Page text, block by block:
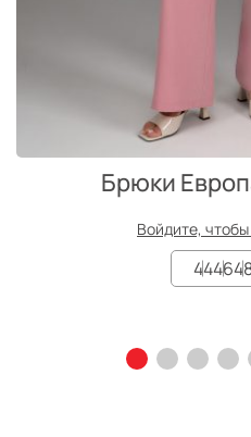
Брюки
Войдите,
4446